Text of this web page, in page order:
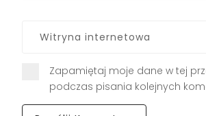
Zapamiętaj moje dane w tej
podczas pisania kolejnych